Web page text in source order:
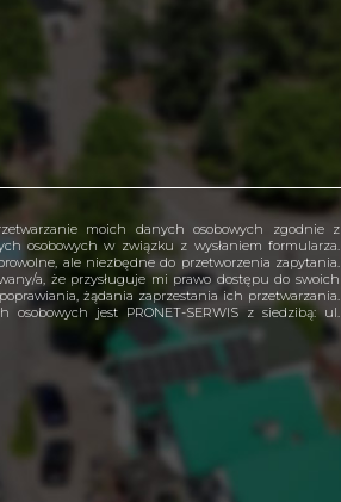
moich danych osobowych zgodnie z
osobowych w związku z wysłaniem formularza.
ale niezbędne do przetworzenia zapytania.
a, że przysługuje mi prawo dostępu do swoich
żądania zaprzestania ich przetwarzania.
osobowych jest PRONET-SERWIS z siedzibą: ul.